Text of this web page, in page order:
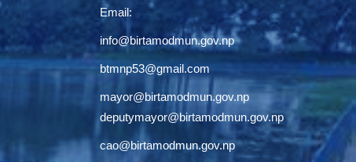
Email:
info@birtamodmun.gov.np
btmnp53@gmail.com
mayor@birtamodmun.gov.np
deputymayor@birtamodmun.gov.np
cao@birtamodmun.gov.np